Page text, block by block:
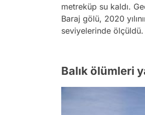
metreküp su kaldı.
Baraj gölü, 2020
seviyelerinde ölçüldü.
Balık ölümleri